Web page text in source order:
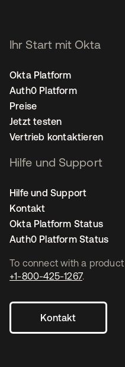
To connect with a
+1-800-425-1267.
Kontakt
Ihr Start mit Okta
Okta Platform
Auth0 Platform
Preise
Jetzt testen
Vertrieb kontaktieren
Hilfe und Support
Hilfe und Support
Kontakt
Okta Platform Status
Auth0 Platform Status